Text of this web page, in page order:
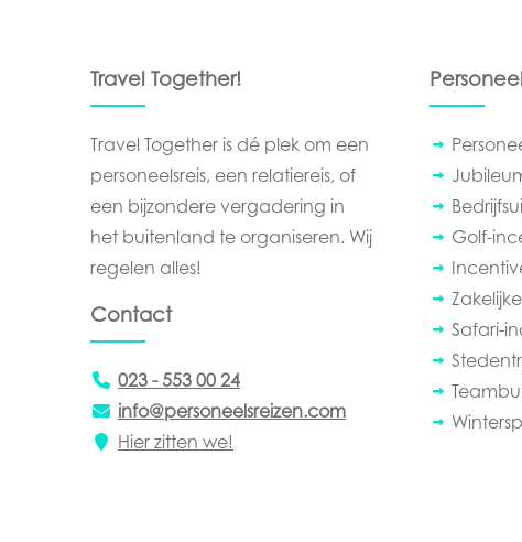
Travel Together!
Travel Together is dé plek om een
personeelsreis, een relatiereis, of
een bijzondere vergadering in
het buitenland te organiseren. Wij
regelen alles!
Contact
023 - 553 00 24
info@personeelsreizen.com
Hier zitten we!
Golf-
Safari-